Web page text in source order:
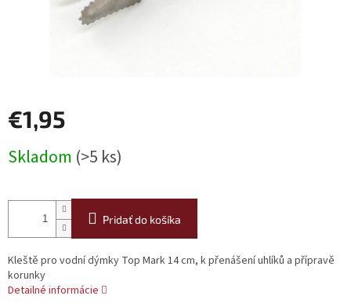
€1,95
cena:
Skladom (>5 ks)
Pridať do košíka
Kleště pro vodní dýmky Top Mark 14 cm, k přenášení uhlíků a přípravě
korunky
Detailné informácie